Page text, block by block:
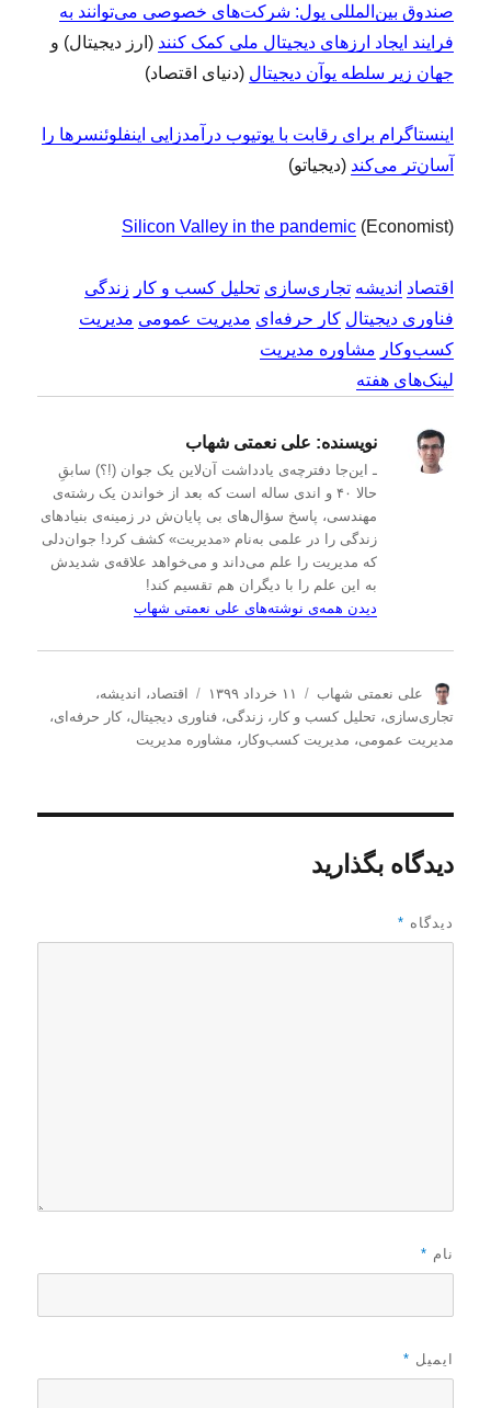
صندوق بین‌المللی پول: شرکت‌های خصوصی می‌توانند به
فرایند ایجاد ارزهای دیجیتال ملی کمک کنند (ارز دیجیتال) و
جهان زیر سلطه یوآن دیجیتال (دنیای اقتصاد)
اینستاگرام برای رقابت با یوتیوب درآمدزایی اینفلوئنسرها را
آسان‌تر می‌کند (دیجیاتو)
Silicon Valley in the pandemic(Economist)
اقتصاد اندیشه تجاری‌سازی تحلیل کسب و کار زندگی
فناوری دیجیتال کار حرفه‌ای مدیریت عمومی مدیریت
کسب‌و‌کار مشاوره مدیریت
لینک‌های هفته
نویسنده: علی نعمتی شهاب
ـ این‌جا دفترچه‌ی یادداشت‌ آن‌لاین یک جوان (!؟) سابقِ
حالا ۴۰ و اندی ساله است که بعد از خواندن یک رشته‌ی
مهندسی، پاسخ سؤال‌های بی پایان‌ش در زمینه‌ی بنیادهای
زندگی را در علمی به‌نام «مدیریت» کشف کرد! جوان‌دلی
که مدیریت را علم می‌داند و می‌خواهد علاقه‌ی شدیدش
به این علم را با دیگران هم تقسیم کند!
دیدن همه‌ی نوشته‌های علی نعمتی شهاب
ن
و
ی
علی نعمتی شهاب
ا
ر
س
۱۱ خرداد ۱۳۹۹
د
س
ت
اقتصاد ، اندیشه،
تجاری‌سازی،تحلیل كسب و كار ،زندگی،فناوری دیجیتال،کار حرفه‌ای،
مدیریت عمومی، مدیریت كسب‌و‌كار ، مشاوره مدیریت
دیدگاه بگذارید
دیدگاه *
نام *
ایمیل *